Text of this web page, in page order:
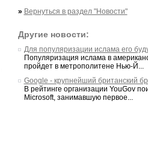
» Вернуться в раздел "Новости"
Другие новости:
Для популяризации ислама его
Популяризация ислама в
пройдет в метрополитене Нью-Й...
Google - крупнейший британский
В рейтинге организации YouGov
Microsoft, занимавшую первое...